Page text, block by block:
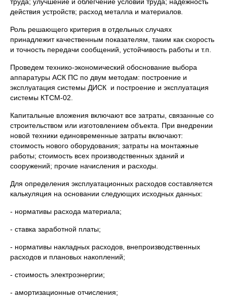
действия устройств; расход металла и материалов.
Роль решающего критерия в отдельных случаях
принадлежит качественным показателям, таким как скорость
и точность передачи сообщений, устойчивость работы и т.п.
Проведем технико-экономический обоснование выбора
аппаратуры АСК ПС по двум методам: построение и
эксплуатация системы ДИСК и построение и эксплуатация
системы КТСМ-02.
Капитальные вложения включают все затраты, связанные со
строительством или изготовлением объекта. При внедрении
новой техники единовременные затраты включают:
стоимость нового оборудования; затраты на монтажные
работы; стоимость всех производственных зданий и
сооружений; прочие начисления и расходы.
Для определения эксплуатационных расходов составляется
калькуляция на основании следующих исходных данных:
- нормативы расхода материала;
- ставка заработной платы;
- нормативы накладных расходов, внепроизводственных
расходов и плановых накоплений;
- стоимость электроэнергии;
- амортизационные отчисления;